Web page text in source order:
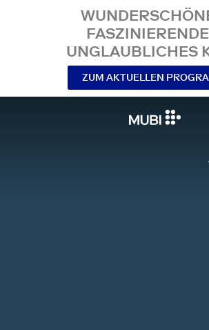
UNGLAUBLICHES
ZUM AKTUELLEN